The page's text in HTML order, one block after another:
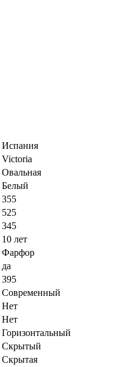
Испания
Victoria
Овальная
Белый
355
525
345
10 лет
Фарфор
да
395
Современный
Нет
Нет
Горизонтальный
Скрытый
Скрытая